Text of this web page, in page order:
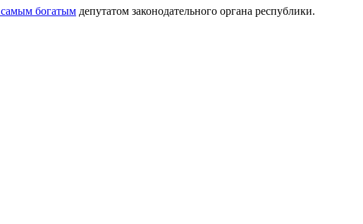
самым богатым депутатом законодательного органа республики.